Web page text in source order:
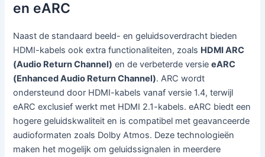
en eARC
Naast de standaard beeld- en geluidsoverdracht bieden
HDMI-kabels ook extra functionaliteiten, zoals HDMI ARC
(Audio Return Channel) en de verbeterde versieeARC
(Enhanced Audio Return Channel). ARC wordt
ondersteund door HDMI-kabels vanaf versie 1.4, terwijl
eARC exclusief werkt met HDMI 2.1-kabels. eARC biedt een
hogere geluidskwaliteit en is compatibel met geavanceerde
audioformaten zoals Dolby Atmos. Deze technologieën
maken het mogelijk om geluidssignalen in meerdere